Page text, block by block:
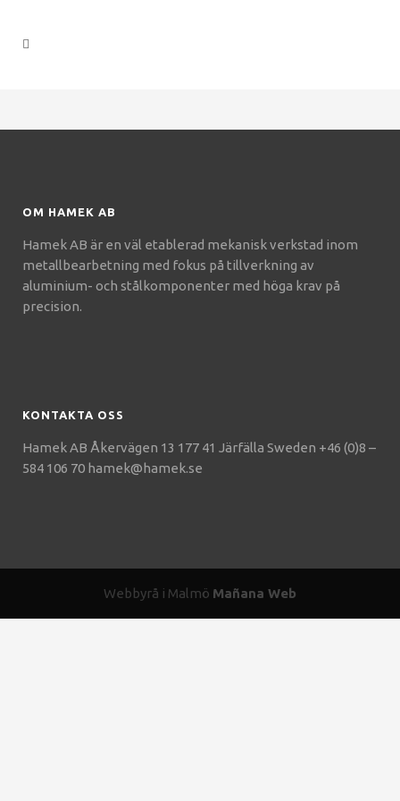
OM HAMEK AB
Hamek AB är en väl etablerad mekanisk verkstad inom
metallbearbetning med fokus på tillverkning av
aluminium- och stålkomponenter med höga krav på
precision.
KONTAKTA OSS
Hamek AB Åkervägen 13 177 41 Järfälla Sweden +46 (0)8 –
584 106 70 hamek@hamek.se
Webbyrå i Malmö Mañana Web